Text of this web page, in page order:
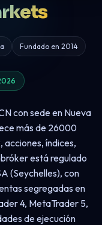
Fundado en 2014
con sede en Nueva
más de 26000
índices,
está regulado
(Seychelles), con
segregadas en
4, MetaTrader 5,
de ejecución